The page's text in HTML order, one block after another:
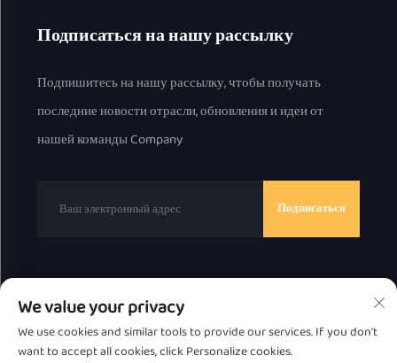
Подписаться на нашу рассылку
Подпишитесь на нашу рассылку, чтобы получать
последние новости отрасли, обновления и идеи от
нашей команды Company
Подписаться
Technology Co., Ltd.
конфиденциальности
We value your privacy
We use cookies and similar tools to provide our services. If you don't
want to accept all cookies, click Personalize cookies.